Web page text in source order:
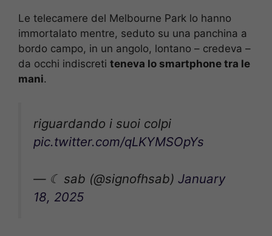
Le telecamere del Melbourne Park lo hanno
immortalato mentre, seduto su una panchina a
bordo campo, in un angolo, lontano – credeva –
da occhi indiscreti teneva lo smartphone tra le
mani.
riguardando i suoi colpi
pic.twitter.com/qLKYMSOpYs
— ☾ sab (@signofhsab) January
18, 2025